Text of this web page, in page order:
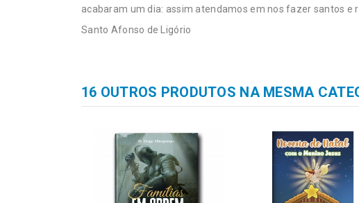
acabaram um dia: assim atendamos em nos fazer santos e
Santo Afonso de Ligório
16 OUTROS PRODUTOS NA MESMA